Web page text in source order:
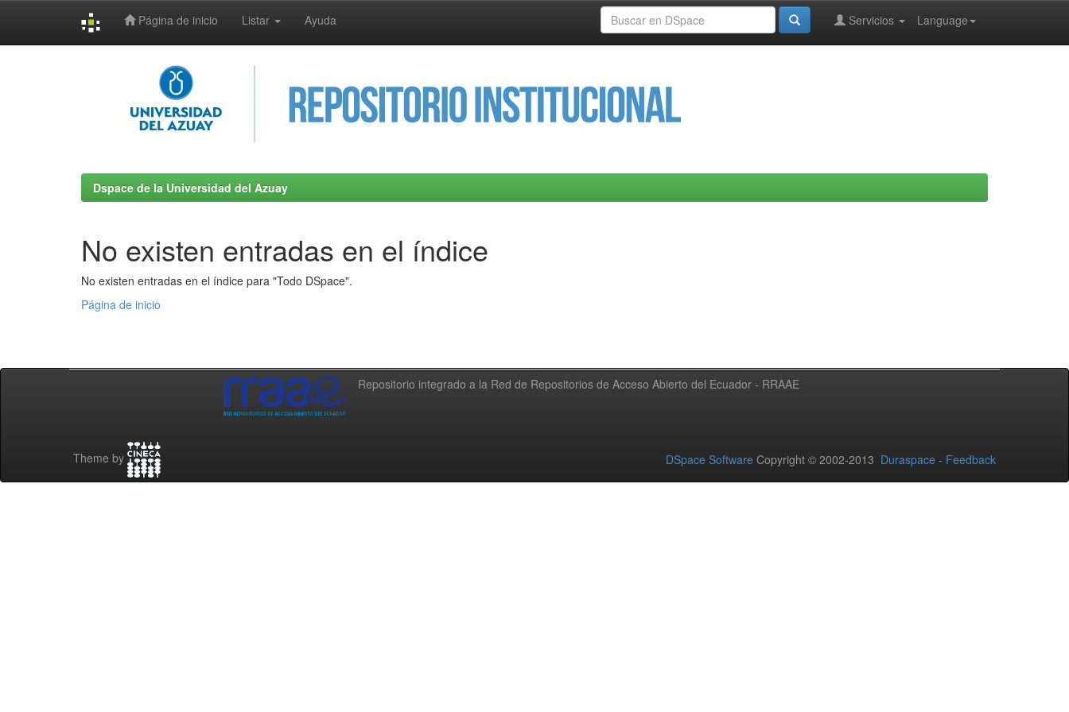
Página de inicio Listar Ayuda Language
Servicios
Dspace de la Universidad del Azuay
No existen entradas en el índice
No existen entradas en el índice para "Todo DSpace".
Página de inicio
Repositorio integrado a la Red de Repositorios de Acceso Abierto del Ecuador - RRAAE
Theme by DSpace Software Copyright © 2002-2013 Duraspace - Feedback